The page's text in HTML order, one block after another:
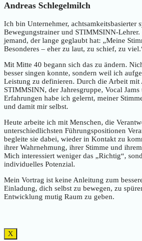
Andreas Schlegelmilch
Ich bin Unternehmer, achtsamkeitsbasierter
Bewegungstrainer und STIMMSINN-
jemand, der lange geglaubt hat: „Meine
Besonderes – eher zu laut, zu schief, zu
Mit Mitte 40 begann sich das zu ändern.
besser singen konnte, sondern weil ich
Leistung zu definieren. Durch die Arbeit mit
STIMMSINN, der Jahresgruppe, Vocal
Erfahrungen habe ich gelernt, meiner
und damit mir selbst.
Heute arbeite ich mit Menschen, die
unterschiedlichsten Führungspositionen
begleite sie dabei, wieder in Kontakt zu
ihrer Wahrnehmung, ihrer Stimme und
Mich interessiert weniger das „Richtig“,
individuelles Potenzial.
Mein Vortrag ist keine Anleitung zum
Einladung, dich selbst zu bewegen, zu
Entwicklung mutig Raum zu geben.
X